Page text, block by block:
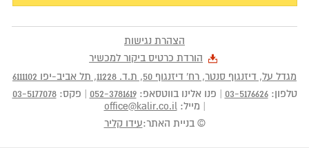
הצהרת נגישות
הורדת כרטיס ביקור למכשיר
מגדל על, דיזנגוף סנטר, רח' דיזנגוף 50
, ת.ד. 11228
, תל אביב-יפו 6111102
טלפון:03-5176626 פנו אלינו בווטסאפ:052-3781619 פקס:03-5177078
מייל:office@kalir.co.il
© בניית האתר:עידו קליר